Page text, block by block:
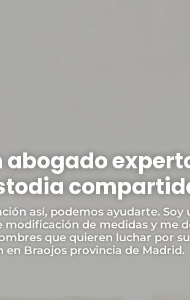
abogado
así, podemos ayudarte. Soy
modificación de medidas y me
que quieren luchar por
en Braojos provincia de Madrid.